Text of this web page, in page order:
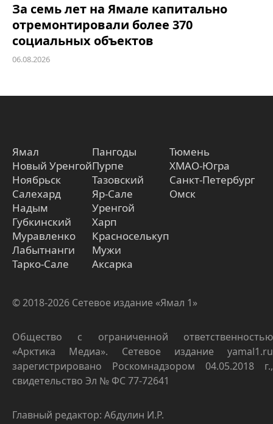
За семь лет на Ямале капитально
отремонтировали более 370
социальных объектов
06.08.2026
Ямал
Новый Уренгой
Ноябрьск
Салехард
Надым
Губкинский
Муравленко
Лабытнанги
Тарко-Сале
Пангоды
Пурпе
Тазовский
Яр-Сале
Уренгой
Харп
Красноселькуп
Мужи
Аксарка
Тюмень
ХМАО-Югра
Санкт-Петербург
Омск
© 2018-2026 Сетевое издание «Ямал 1»
Общество с ограниченной ответственностью
«Арктика Медиа». Сетевое издание yamal1.ru
зарегистрировано Роскомнадзором 04.05.2018 г.,
свидетельство Эл № ФС 77-72641
Главный редактор: Абдулин И.Р.